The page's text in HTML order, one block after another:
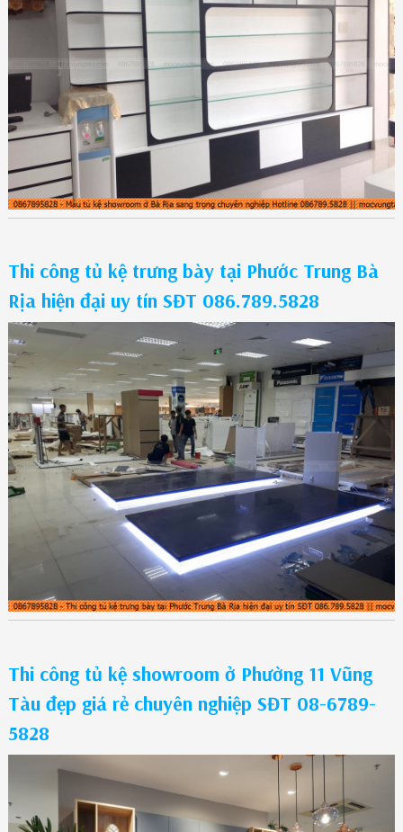
Thi công tủ kệ trưng bày tại Phước Trung Bà
Rịa hiện đại uy tín SĐT 086.789.5828
Thi công tủ kệ showroom ở Phường 11 Vũng
Tàu đẹp giá rẻ chuyên nghiệp SĐT 08-6789-
5828